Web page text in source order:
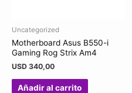
Uncategorized
Motherboard Asus B550-i
Gaming Rog Strix Am4
USD 340,00
Añadir al carrito